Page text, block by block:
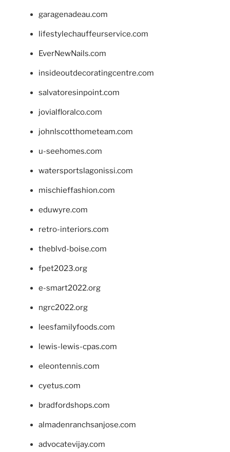
garagenadeau.com
lifestylechauffeurservice.com
EverNewNails.com
insideoutdecoratingcentre.com
salvatoresinpoint.com
jovialfloralco.com
johnlscotthometeam.com
u-seehomes.com
watersportslagonissi.com
mischieffashion.com
eduwyre.com
retro-interiors.com
theblvd-boise.com
fpet2023.org
e-smart2022.org
ngrc2022.org
leesfamilyfoods.com
lewis-lewis-cpas.com
eleontennis.com
cyetus.com
bradfordshops.com
almadenranchsanjose.com
advocatevijay.com